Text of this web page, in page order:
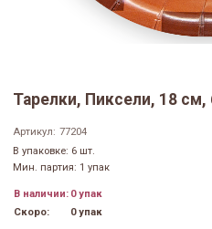
Тарелки, Пиксели, 18 см,
Артикул: 77204
В упаковке: 6 шт.
Мин. партия: 1 упак
В наличии: 0 упак
Скоро:
0 упак